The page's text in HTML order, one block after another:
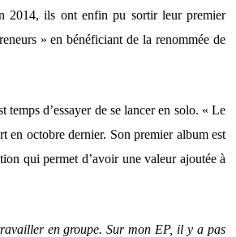
2014, ils ont enfin pu sortir leur premier
» en bénéficiant de la renommée de
d’essayer de se lancer en solo. « Le
en octobre dernier. Son premier album est
qui permet d’avoir une valeur ajoutée à
en groupe. Sur mon EP, il y a pas